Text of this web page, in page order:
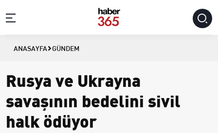
ANASAYFA GÜNDEM
Rusya ve Ukrayna
savaşının bedelini sivil
halk ödüyor